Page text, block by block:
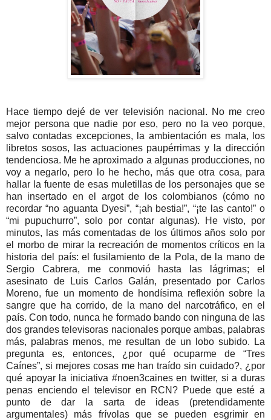
Hace tiempo dejé de ver televisión nacional. No me creo
mejor persona que nadie por eso, pero no la veo porque,
salvo contadas excepciones, la ambientación es mala, los
libretos sosos, las actuaciones paupérrimas y la dirección
tendenciosa. Me he aproximado a algunas producciones, no
voy a negarlo, pero lo he hecho, más que otra cosa, para
hallar la fuente de esas muletillas de los personajes que se
han insertado en el argot de los colombianos (cómo no
recordar “no aguanta Dyesi”, “¡ah bestia!”, “¡te las canto!” o
“mi pupuchurro”, solo por contar algunas). He visto, por
minutos, las más comentadas de los últimos años solo por
el morbo de mirar la recreación de momentos críticos en la
historia del país: el fusilamiento de la Pola, de la mano de
Sergio Cabrera, me conmovió hasta las lágrimas; el
asesinato de Luis Carlos Galán, presentado por Carlos
Moreno, fue un momento de hondísima reflexión sobre la
sangre que ha corrido, de la mano del narcotráfico, en el
país. Con todo, nunca he formado bando con ninguna de las
dos grandes televisoras nacionales porque ambas, palabras
más, palabras menos, me resultan de un lobo subido. La
pregunta es, entonces, ¿por qué ocuparme de “Tres
Caínes”, si mejores cosas me han traído sin cuidado?, ¿por
qué apoyar la iniciativa #noen3caines en twitter, si a duras
penas enciendo el televisor en RCN? Puede que esté a
punto de dar la sarta de ideas (pretendidamente
argumentales) más frívolas que se pueden esgrimir en